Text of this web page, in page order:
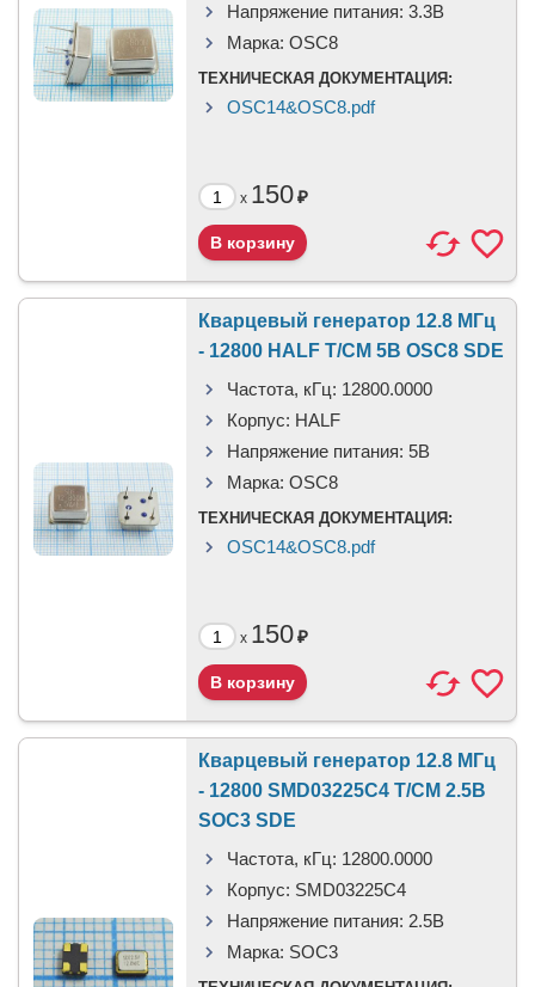
Напряжение питания: 3.3В
Марка: OSC8
ТЕХНИЧЕСКАЯ ДОКУМЕНТАЦИЯ:
OSC14&OSC8.pdf
x 150₽
Кварцевый генератор 12.8 МГц
- 12800 HALF T/CM 5В OSC8 SDE
Частота, кГц: 12800.0000
Корпус: HALF
Напряжение питания: 5В
Марка: OSC8
ТЕХНИЧЕСКАЯ ДОКУМЕНТАЦИЯ:
OSC14&OSC8.pdf
x 150₽
Кварцевый генератор 12.8 МГц
- 12800 SMD03225C4 T/CM 2.5В
SOC3 SDE
Частота, кГц: 12800.0000
Корпус: SMD03225C4
Напряжение питания: 2.5В
Марка: SOC3